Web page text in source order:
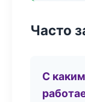
Часто
С